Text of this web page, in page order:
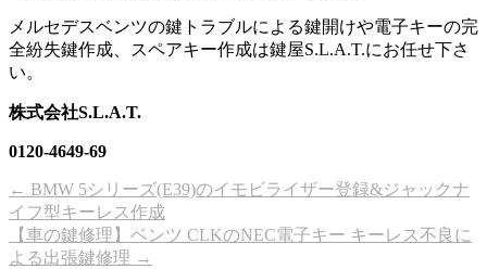
メルセデスベンツの鍵トラブルによる鍵開けや電子キーの完
全紛失鍵作成、スペアキー作成は鍵屋S.L.A.T.にお任せ下さ
い。
株式会社S.L.A.T.
0120-4649-69
← BMW 5シリーズ(E39)のイモビライザー登録&ジャックナ
イフ型キーレス作成
【車の鍵修理】ベンツ CLKのNEC電子キー キーレス不良に
よる出張鍵修理 →